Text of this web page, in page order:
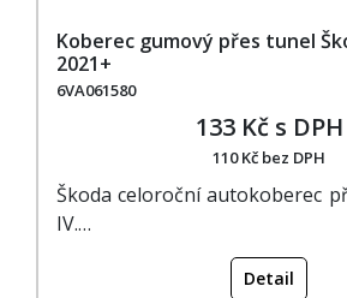
Koberec gumový přes tunel
2021+
6VA061580
133 Kč s DPH
110 Kč bez DPH
Škoda celoroční autokoberec
IV.…
Detail